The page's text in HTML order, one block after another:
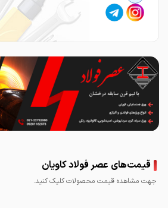
قیمت‌های عصر فولاد کاویان
جهت مشاهده قیمت محصولات کلیک کنید.